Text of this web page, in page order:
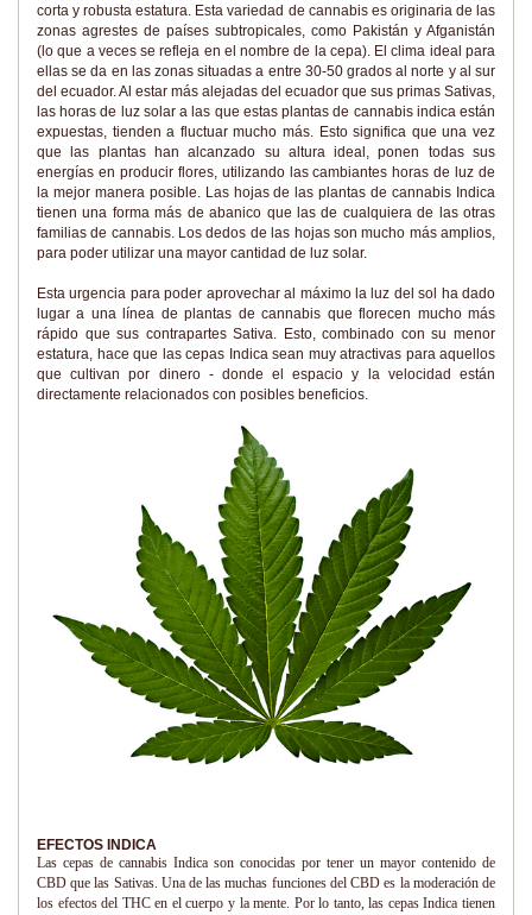
corta y robusta estatura. Esta variedad de cannabis es originaria de las
zonas agrestes de países subtropicales, como Pakistán y Afganistán
(lo que a veces se refleja en el nombre de la cepa). El clima ideal para
ellas se da en las zonas situadas a entre 30-50 grados al norte y al sur
del ecuador. Al estar más alejadas del ecuador que sus primas Sativas,
las horas de luz solar a las que estas plantas de cannabis indica están
expuestas, tienden a fluctuar mucho más. Esto significa que una vez
que las plantas han alcanzado su altura ideal, ponen todas sus
energías en producir flores, utilizando las cambiantes horas de luz de
la mejor manera posible. Las hojas de las plantas de cannabis Indica
tienen una forma más de abanico que las de cualquiera de las otras
familias de cannabis. Los dedos de las hojas son mucho más amplios,
para poder utilizar una mayor cantidad de luz solar.
Esta urgencia para poder aprovechar al máximo la luz del sol ha dado
lugar a una línea de plantas de cannabis que florecen mucho más
rápido que sus contrapartes Sativa. Esto, combinado con su menor
estatura, hace que las cepas Indica sean muy atractivas para aquellos
que cultivan por dinero - donde el espacio y la velocidad están
directamente relacionados con posibles beneficios.
EFECTOS INDICA
Las cepas de cannabis Indica son conocidas por tener un mayor contenido de
CBD que las Sativas. Una de las muchas funciones del CBD es la moderación de
los efectos del THC en el cuerpo y la mente. Por lo tanto, las cepas Indica tienen